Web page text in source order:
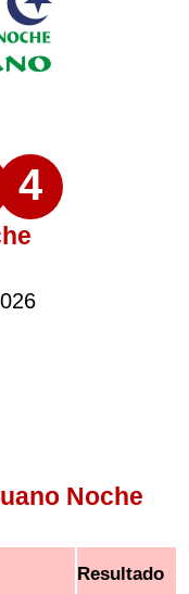
4
Noche
Resultado